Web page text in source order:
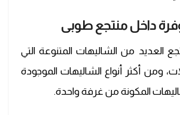
داخل منتجع طوبى
العديد من الشاليهات المتنوعة التي
ومن أكثر أنواع الشاليهات الموجودة
المكونة من غرفة واحدة.